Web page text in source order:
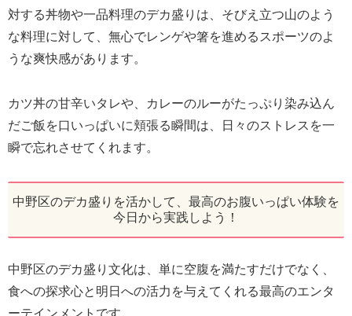
対する丼物や一品料理のデカ盛りは、そびえ立つ山のよう
な料理に対して、無心でレンゲや箸を進めるスポーツのよ
うな爽快感があります。
カツ丼の甘辛いタレや、カレーのルーがたっぷり染み込ん
だご飯を口いっぱいに頬張る瞬間は、日々のストレスを一
瞬で忘れさせてくれます。
中野区のデカ盛りを活かして、最高のお腹いっぱい体験を
今日から実践しよう！
中野区のデカ盛り文化は、単に空腹を満たすだけでなく、
食への探求心と明日への活力を与えてくれる最高のエンタ
ーテインメントです。